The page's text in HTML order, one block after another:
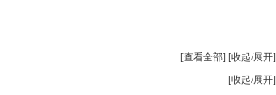
[查看全部] [收起/展开]
[收起/展开]